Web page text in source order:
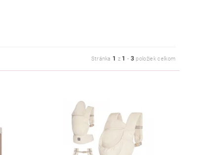
Stránka 1 z 1 - 3 položiek celkom